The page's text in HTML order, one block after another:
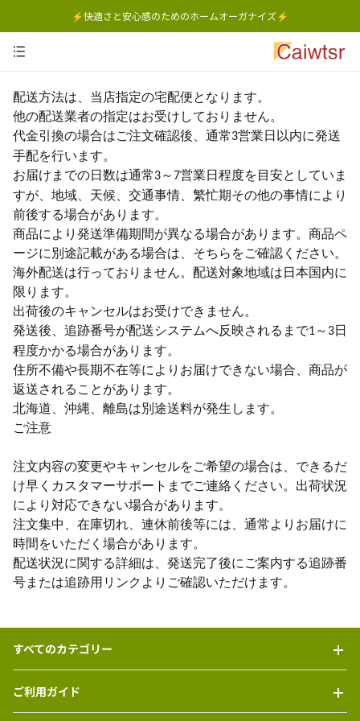
⚡快適さと安心感のためのホームオーガナイズ⚡
配送方法は、当店指定の宅配便となります。
他の配送業者の指定はお受けしておりません。
代金引換の場合はご注文確認後、通常3営業日以内に発送
手配を行います。
お届けまでの日数は通常3～ 7営業日程度を目安としていま
すが、地域、天候、交通事情、繁忙期その他の事情により
前後する場合があります。
商品により発送準備期間が異なる場合があります。商品ペ
ージに別途記載がある場合は、そちらをご確認ください。
海外配送は行っておりません。配送対象地域は日本国内に
限ります。
出荷後のキャンセルはお受けできません。
発送後、追跡番号が配送システムへ反映されるまで1～ 3日
程度かかる場合があります。
住所不備や長期不在等によりお届けできない場合、商品が
返送されることがあります。
北海道、沖縄、離島は別途送料が発生します。
ご注意
注文内容の変更やキャンセルをご希望の場合は、できるだ
け早くカスタマーサポートまでご連絡ください。出荷状況
により対応できない場合があります。
注文集中、在庫切れ、連休前後等には、通常よりお届けに
時間をいただく場合があります。
配送状況に関する詳細は、発送完了後にご案内する追跡番
号または追跡用リンクよりご確認いただけます。
すべてのカテゴリー
ご利用ガイド